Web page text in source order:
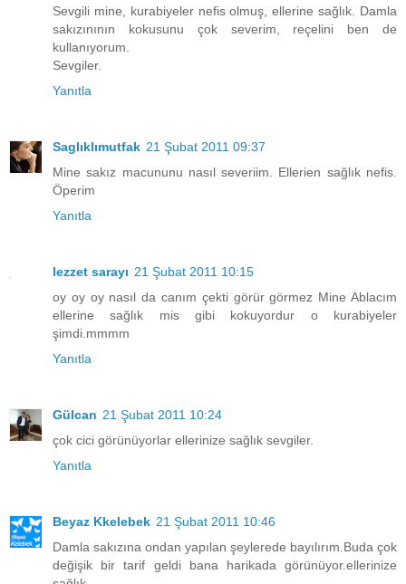
Sevgili mine, kurabiyeler nefis olmuş, ellerine sağlık. Damla
sakızınının kokusunu çok severim, reçelini ben de
kullanıyorum.
Sevgiler.
Yanıtla
Saglıklımutfak 21 Şubat 2011 09:37
Mine sakız macununu nasıl severiim. Ellerien sağlık nefis.
Öperim
Yanıtla
lezzet sarayı 21 Şubat 2011 10:15
oy oy oy nasıl da canım çekti görür görmez Mine Ablacım
ellerine sağlık mis gibi kokuyordur o kurabiyeler
şimdi.mmmm
Yanıtla
Gülcan 21 Şubat 2011 10:24
çok cici görünüyorlar ellerinize sağlık sevgiler.
Yanıtla
Beyaz Kkelebek 21 Şubat 2011 10:46
Damla sakızına ondan yapılan şeylerede bayılırım.Buda çok
değişik bir tarif geldi bana harikada görünüyor.ellerinize